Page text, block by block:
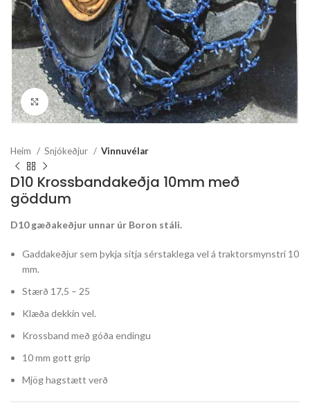
Stækka mynd
Heim Snjókeðjur Vinnuvélar
D10 Krossbandakeðja 10mm með
göddum
D10 gæðakeðjur unnar úr Boron stáli.
Gaddakeðjur sem þykja sitja sérstaklega vel á traktorsmynstri 10
mm.
Stærð 17,5 – 25
Klæða dekkin vel.
Krossband með góða endingu
10 mm gott grip
Mjög hagstætt verð